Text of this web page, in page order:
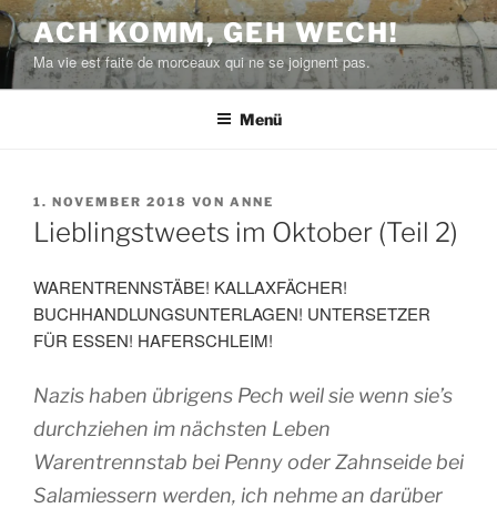
Zum
Inhalt
springen
ACH KOMM, GEH WECH!
Ma vie est faite de morceaux qui ne se joignent pas.
Menü
VERÖFFENTLICHT
AM
1. NOVEMBER 2018 VON ANNE
Lieblingstweets im Oktober (Teil 2)
WARENTRENNSTÄBE! KALLAXFÄCHER!
BUCHHANDLUNGSUNTERLAGEN! UNTERSETZER
FÜR ESSEN! HAFERSCHLEIM!
Nazis haben übrigens Pech weil sie wenn sie’s
durchziehen im nächsten Leben
Warentrennstab bei Penny oder Zahnseide bei
Salamiessern werden, ich nehme an darüber